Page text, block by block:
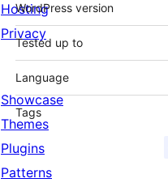
WordPress version
Tested up to
Language
Tags
Hosting
Privacy
Showcase
Themes
Plugins
Patterns